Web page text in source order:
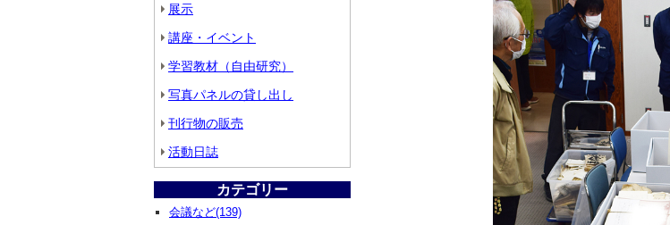
展示
講座・イベント
学習教材（自由研究）
写真パネルの貸し出し
刊行物の販売
活動日誌
カテゴリー
会議など(139)